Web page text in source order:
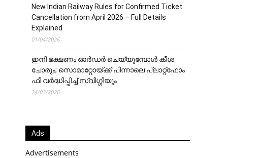
New Indian Railway Rules for Confirmed Ticket
Cancellation from April 2026 – Full Details
Explained
01/04/2026
ഇനി ഭക്ഷണം ഓർഡർ ചെയ്യുമ്പോൾ കീശ
ചോരും; സൊമാറ്റോയ്ക്ക് പിന്നാലെ പ്ലാറ്റ്‌ഫോം
ഫീ വർദ്ധിപ്പിച്ച് സ്വിഗ്ഗിയും
24/03/2026
Ads
Advertisements